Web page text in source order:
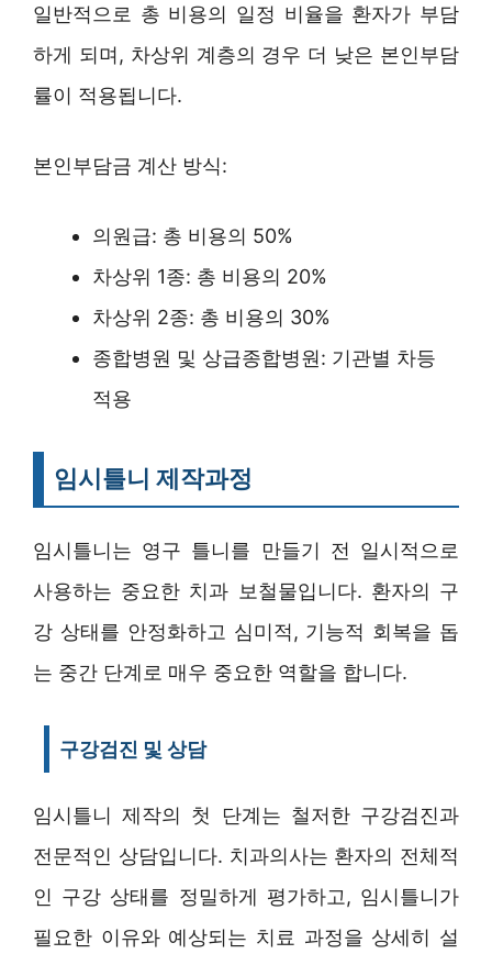
일반적으로 총 비용의 일정 비율을 환자가 부담
하게 되며, 차상위 계층의 경우 더 낮은 본인부담
률이 적용됩니다.
본인부담금 계산 방식:
의원급: 총 비용의 50%
차상위 1종: 총 비용의 20%
차상위 2종: 총 비용의 30%
종합병원 및 상급종합병원: 기관별 차등
적용
임시틀니 제작과정
임시틀니는 영구 틀니를 만들기 전 일시적으로
사용하는 중요한 치과 보철물입니다. 환자의 구
강 상태를 안정화하고 심미적, 기능적 회복을 돕
는 중간 단계로 매우 중요한 역할을 합니다.
구강검진 및 상담
임시틀니 제작의 첫 단계는 철저한 구강검진과
전문적인 상담입니다. 치과의사는 환자의 전체적
인 구강 상태를 정밀하게 평가하고, 임시틀니가
필요한 이유와 예상되는 치료 과정을 상세히 설